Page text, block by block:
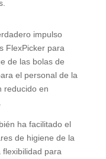
impulso
FlexPicker para
de las bolas de
el personal de la
reducido en
ha facilitado el
de higiene de la
para